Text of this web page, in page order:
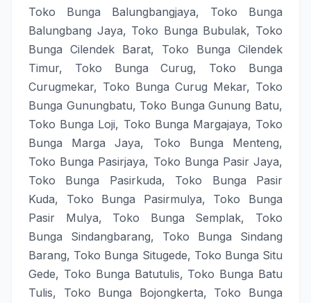
Toko Bunga Balungbangjaya, Toko Bunga
Balungbang Jaya, Toko Bunga Bubulak, Toko
Bunga Cilendek Barat, Toko Bunga Cilendek
Timur, Toko Bunga Curug, Toko Bunga
Curugmekar, Toko Bunga Curug Mekar, Toko
Bunga Gunungbatu, Toko Bunga Gunung Batu,
Toko Bunga Loji, Toko Bunga Margajaya, Toko
Bunga Marga Jaya, Toko Bunga Menteng,
Toko Bunga Pasirjaya, Toko Bunga Pasir Jaya,
Toko Bunga Pasirkuda, Toko Bunga Pasir
Kuda, Toko Bunga Pasirmulya, Toko Bunga
Pasir Mulya, Toko Bunga Semplak, Toko
Bunga Sindangbarang, Toko Bunga Sindang
Barang, Toko Bunga Situgede, Toko Bunga Situ
Gede, Toko Bunga Batutulis, Toko Bunga Batu
Tulis, Toko Bunga Bojongkerta, Toko Bunga